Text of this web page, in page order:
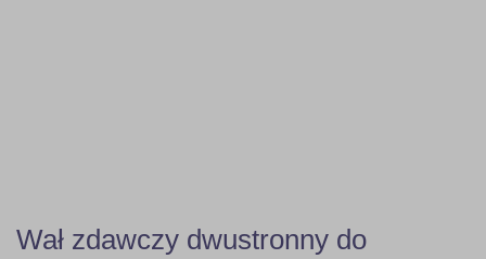
Wał zdawczy dwustronny do